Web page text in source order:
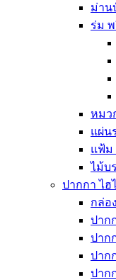
ม่าน
ร่ม พ
หมว
แผ่น
แฟ้ม
ไม้บ
ปากกา ไฮ
กล่อ
ปาก
ปาก
ปาก
ปาก